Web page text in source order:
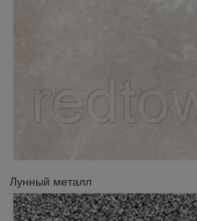
Лунный металл